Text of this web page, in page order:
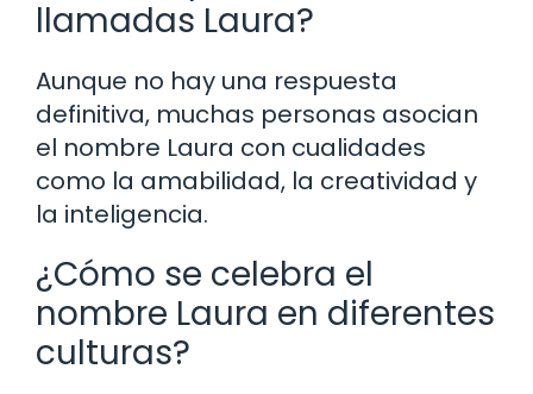
llamadas Laura?
Aunque no hay una respuesta
definitiva, muchas personas asocian
el nombre Laura con cualidades
como la amabilidad, la creatividad y
la inteligencia.
¿Cómo se celebra el
nombre Laura en diferentes
culturas?